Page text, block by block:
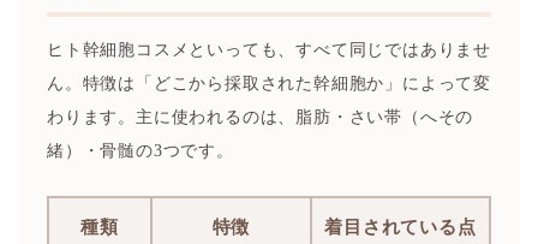
ヒト幹細胞コスメといっても、すべて同じではありませ
ん。特徴は「どこから採取された幹細胞か」によって変
わります。主に使われるのは、脂肪・さい帯（へその
緒）・骨髄の3つです。
種類 特徴 着目されている点